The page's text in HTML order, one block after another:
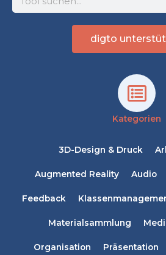
digto
Kategorien
3D-Design & Druck
Augmented Reality Audio
Feedback
Materialsammlung
Organisation Präsentation